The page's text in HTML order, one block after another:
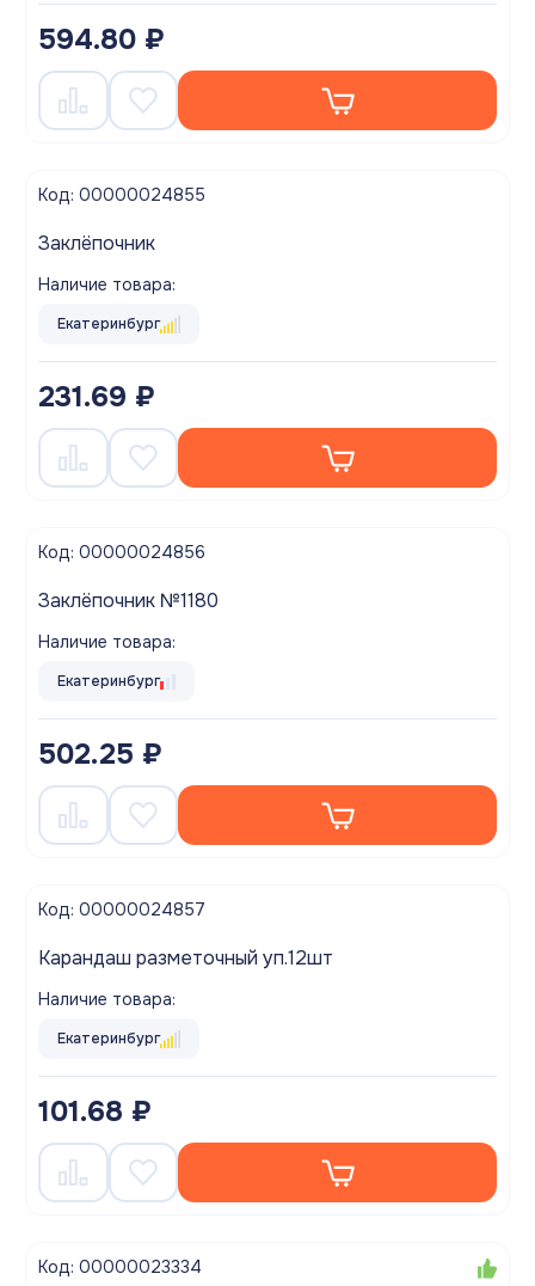
594.80 ₽
Код: 00000024855
Заклёпочник
Наличие товара:
Екатеринбург
231.69 ₽
Код: 00000024856
Заклёпочник №1180
Наличие товара:
Екатеринбург
502.25 ₽
Код: 00000024857
Карандаш разметочный уп.12шт
Наличие товара:
Екатеринбург
101.68 ₽
Код: 00000023334